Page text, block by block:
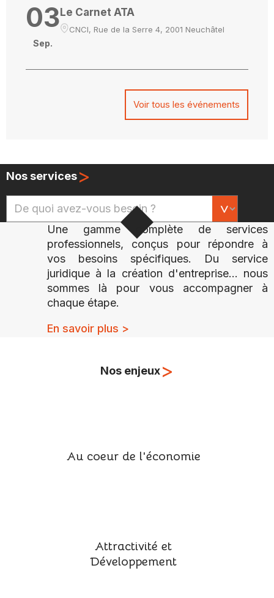
03
Sep.
Le Carnet ATA
CNCI, Rue de la Serre 4, 2001 Neuchâtel
Voir tous les événements
Nos services>
Une gamme complète de services
professionnels, conçus pour répondre à
vos besoins spécifiques. Du service
juridique à la création d'entreprise... nous
sommes là pour vous accompagner à
chaque étape.
En savoir plus >
Nos enjeux>
Au coeur de l'économie
Attractivité et
Développement